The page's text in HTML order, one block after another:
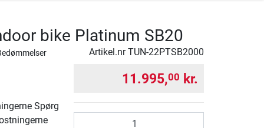
bike Platinum SB20
Artikel.nrTUN-22PTSB2000
Spørg
11.995,00 kr.